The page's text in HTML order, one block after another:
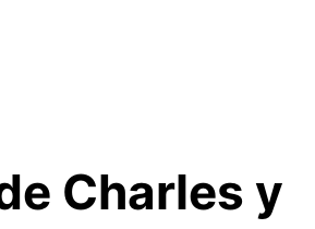
Charles y